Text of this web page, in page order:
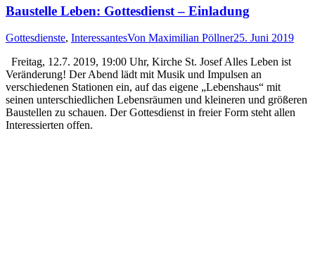
Baustelle Leben: Gottesdienst – Einladung
Gottesdienste, InteressantesVon Maximilian Pöllner25. Juni 2019
Freitag, 12.7. 2019, 19:00 Uhr, Kirche St. Josef Alles Leben ist
Veränderung! Der Abend lädt mit Musik und Impulsen an
verschiedenen Stationen ein, auf das eigene „Lebenshaus“ mit
seinen unterschiedlichen Lebensräumen und kleineren und größeren
Baustellen zu schauen. Der Gottesdienst in freier Form steht allen
Interessierten offen.